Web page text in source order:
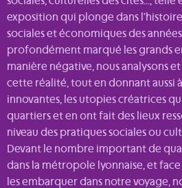
exposition qui plonge dans
sociales et économiques des
profondément marqué les grands
manière négative, nous analysons
cette réalité, tout en donnant aussi
innovantes, les utopies créatrices
quartiers et en ont fait des lieux
niveau des pratiques sociales ou
Devant le nombre important de
dans la métropole lyonnaise, et
les embarquer dans notre voyage,